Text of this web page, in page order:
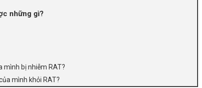
những gì?
mình bị nhiễm RAT?
mình khỏi RAT?